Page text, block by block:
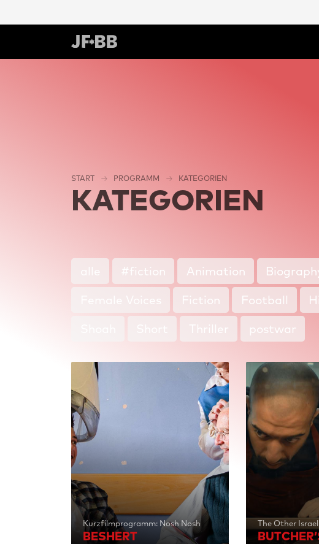
START PROGRAMM KATEGORIEN
KATEGORIEN
#fiction Animation
Fiction Football
Thriller postwar
Kurzfilmprogramm: Nosh Nosh
BESHERT
The Other Israel